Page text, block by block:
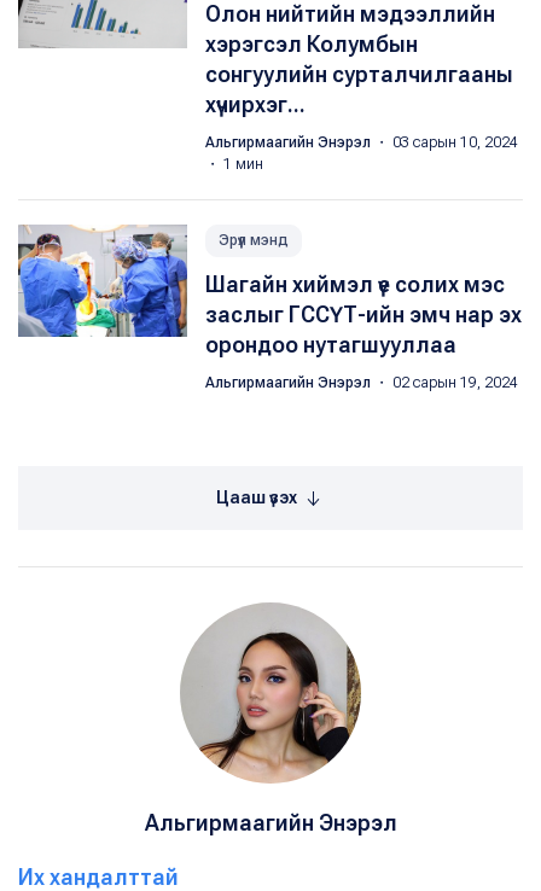
Олон нийтийн мэдээллийн
хэрэгсэл Колумбын
сонгуулийн сурталчилгааны
хүчирхэг...
Альгирмаагийн Энэрэл
・ 03 сарын 10, 2024
・ 1 мин
Эрүүл мэнд
Шагайн хиймэл үе солих мэс
заслыг ГССҮТ-ийн эмч нар эх
орондоо нутагшууллаа
Альгирмаагийн Энэрэл ・ 02 сарын 19, 2024
Цааш үзэх
Альгирмаагийн Энэрэл
Их хандалттай